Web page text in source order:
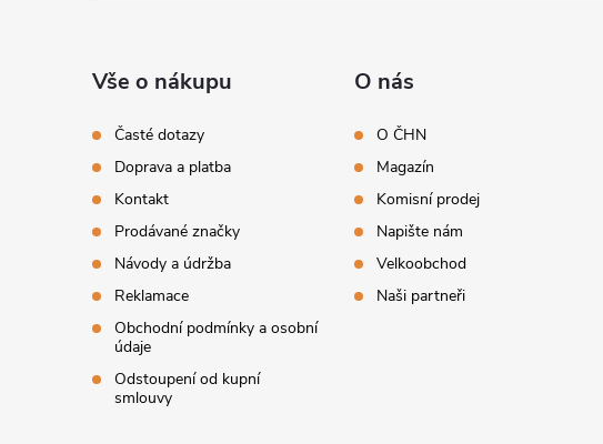
Vše o nákupu
Časté dotazy
Doprava a platba
Kontakt
Prodávané značky
Návody a údržba
Reklamace
Obchodní podmínky a osobní
údaje
Odstoupení od kupní
smlouvy
O nás
O ČHN
Magazín
Komisní prodej
Napište nám
Velkoobchod
Naši partneři